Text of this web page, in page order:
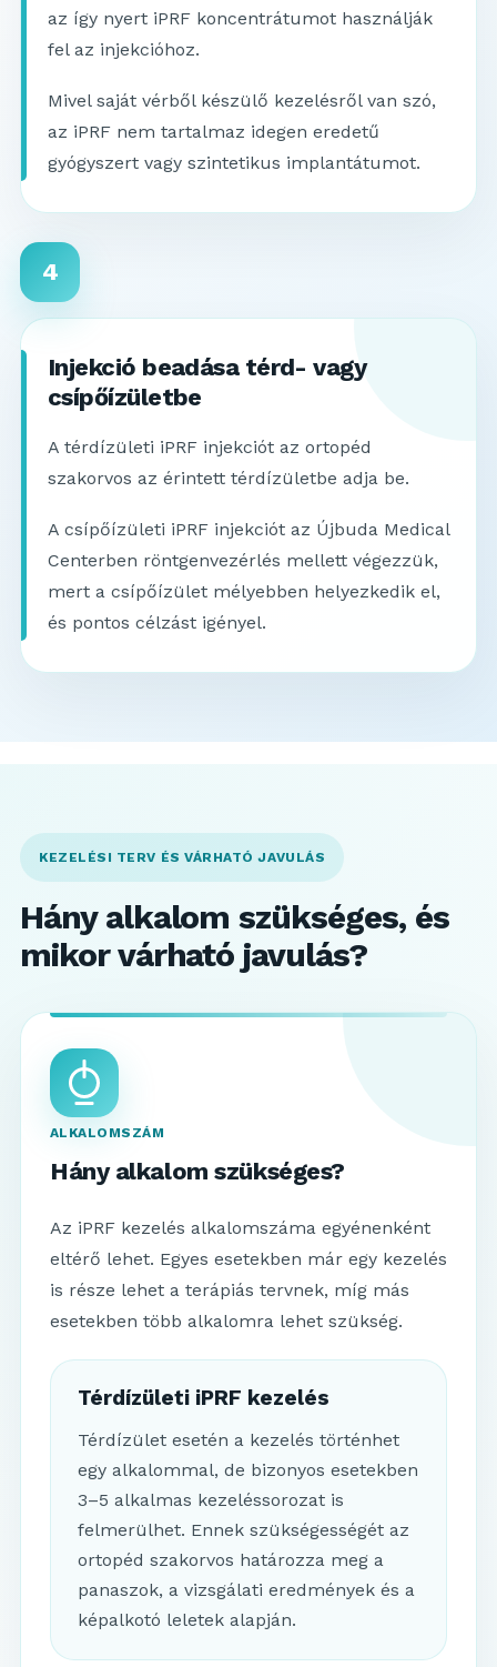
az így nyert iPRF koncentrátumot használják
fel az injekcióhoz.
Mivel saját vérből készülő kezelésről van szó,
az iPRF nem tartalmaz idegen eredetű
gyógyszert vagy szintetikus implantátumot.
4
Injekció beadása térd- vagy
csípőízületbe
A térdízületi iPRF injekciót az ortopéd
szakorvos az érintett térdízületbe adja be.
A csípőízületi iPRF injekciót az Újbuda Medical
Centerben röntgenvezérlés mellett végezzük,
mert a csípőízület mélyebben helyezkedik el,
és pontos célzást igényel.
KEZELÉSI TERV ÉS VÁRHATÓ JAVULÁS
Hány alkalom szükséges, és
mikor várható javulás?
ALKALOMSZÁM
Hány alkalom szükséges?
Az iPRF kezelés alkalomszáma egyénenként
eltérő lehet. Egyes esetekben már egy kezelés
is része lehet a terápiás tervnek, míg más
esetekben több alkalomra lehet szükség.
Térdízületi iPRF kezelés
Térdízület esetén a kezelés történhet
egy alkalommal, de bizonyos esetekben
3–5 alkalmas kezeléssorozat is
felmerülhet. Ennek szükségességét az
ortopéd szakorvos határozza meg a
panaszok, a vizsgálati eredmények és a
képalkotó leletek alapján.